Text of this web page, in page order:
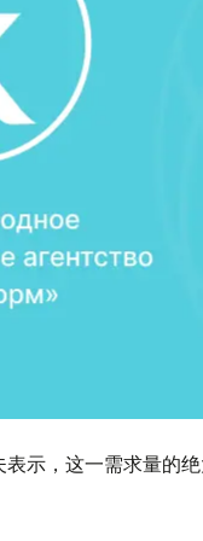
示，这一需求量的